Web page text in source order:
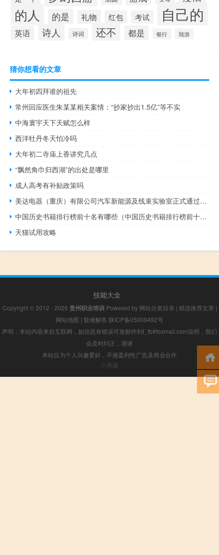
的人 的是 礼物 红包 考试 自己的
英语 诗人 诗词 还不 都是 银行 陆游
猜你想看的文章
大年初四拜谁的祖先
常州回应医生朱某某相关案情：“抄家抄出1.5亿”等不实
中海寰宇天下天赋怎么样
西洋牡丹冬天怕冷吗
大年初二寺庙上香讲究几点
“飘然角巾归西湖”的出处是哪里
成人高考有补贴政策吗
美达电器（重庆）有限公司汽车新能源及线束实验室正式通过CNAS认可
中国历史书籍排行榜前十名有哪些（中国历史书籍排行榜前十名）
天猫试用攻略
技能大全
Copyright © 2012 - 2026 贵州职业培训 Powered by 网站分类目录 | 精选推荐文章 |
网站地图 | 疑难解答 陕ICP备05009492号
声明：本站内容来自互联网，如信息有错误可发邮件到f_fb#foxmail.com说明，我们
会及时纠正，谢谢
本站仅为个人兴趣爱好，不接盈利性广告及商业合作
小男孩